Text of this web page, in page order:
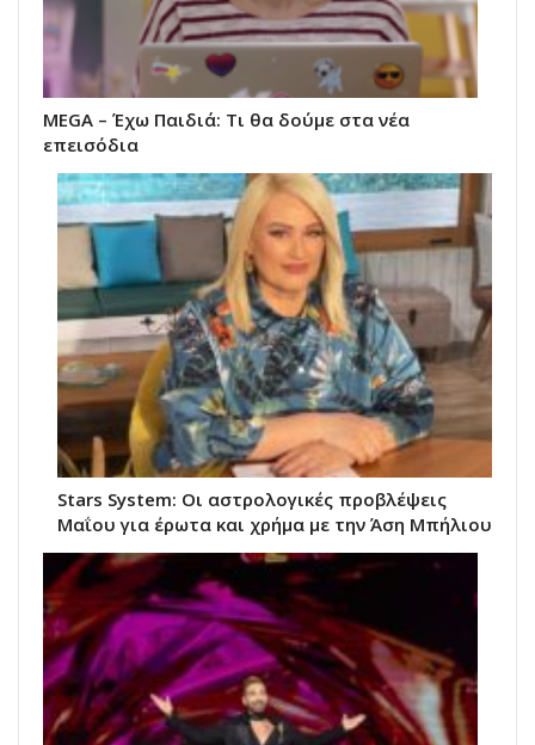
MEGA – Έχω Παιδιά: Τι θα δούμε στα νέα
επεισόδια
Stars System: Οι αστρολογικές προβλέψεις
Μαΐου για έρωτα και χρήμα με την Άση Μπήλιου